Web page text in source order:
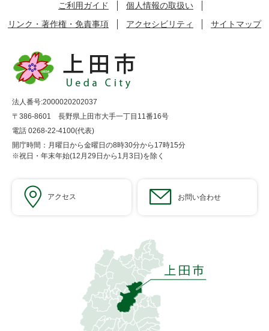
ご利用ガイド
個人情報の取扱い
リンク・著作権・免責事項
アクセシビリティ サイトマップ
法人番号:2000020202037
〒386-8601 長野県上田市大手一丁目11番16号
電話 0268-22-4100(代表)
開庁時間：月曜日から金曜日の8時30分から17時15分
※祝日・年末年始(12月29日から1月3日)を除く
アクセス お問い合わせ